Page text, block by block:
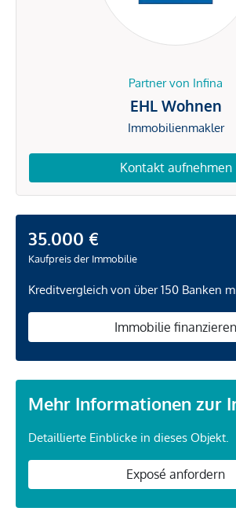
Partner von Infina
EHL Wohnen
Immobilienmakler
Kontakt aufnehmen
35.000 €
Kaufpreis der Immobilie
Kreditvergleich von über 150 Banken
Immobilie finanzieren
Mehr Informationen zur
Detaillierte Einblicke in dieses Objekt.
Exposé anfordern